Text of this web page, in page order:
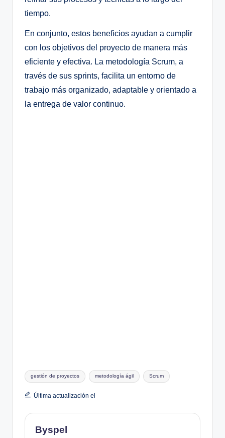
tiempo.
En conjunto, estos beneficios ayudan a cumplir
con los objetivos del proyecto de manera más
eficiente y efectiva. La metodología Scrum, a
través de sus sprints, facilita un entorno de
trabajo más organizado, adaptable y orientado a
la entrega de valor continuo.
Etiquetas:
gestión de proyectos metodología ágil Scrum
Última actualización el
Byspel